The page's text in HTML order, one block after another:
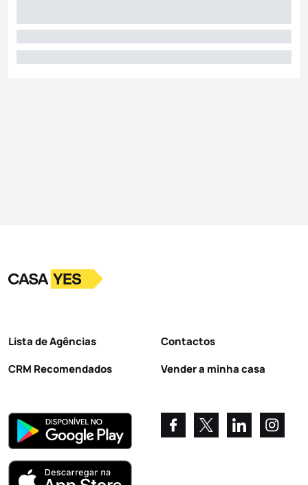
LogoIr para a homepage
Lista de Agências
CRM Recomendados
Contactos
Vender a minha casa